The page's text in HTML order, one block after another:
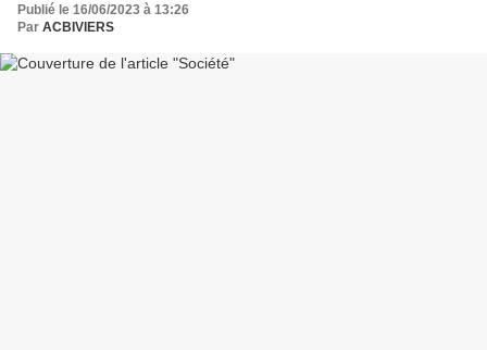
Publié le 16/06/2023 à 13:26
Par ACBIVIERS